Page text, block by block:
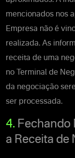
mencionados nos
Empresa não é
realizada. As
receita de uma
no Terminal de
da negociação
ser processada.
4. Fechando
a Receita de